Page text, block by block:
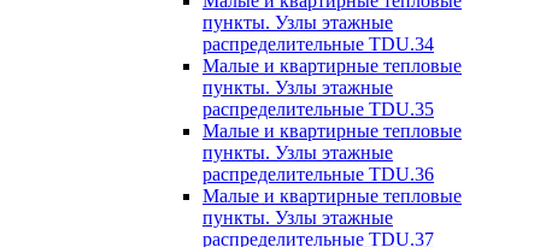
пункты. Узлы этажные
распределительные TDU.34
Малые и квартирные тепловые
пункты. Узлы этажные
распределительные TDU.35
Малые и квартирные тепловые
пункты. Узлы этажные
распределительные TDU.36
Малые и квартирные тепловые
пункты. Узлы этажные
распределительные TDU.37